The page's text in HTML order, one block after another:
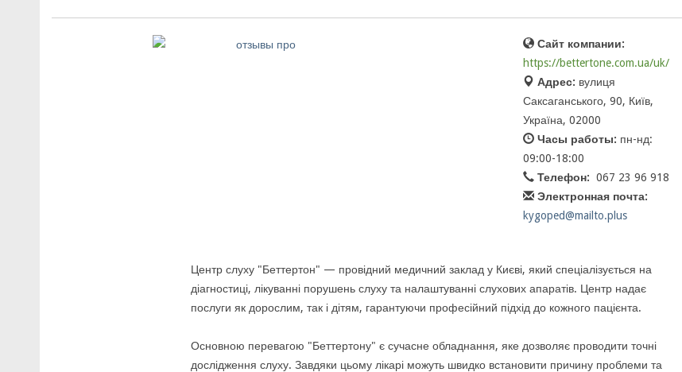
Сайт компании:
https://bettertone.com.ua/uk/
Адрес: вулиця
Саксаганського, 90, Київ,
Україна, 02000
Часы работы: пн-нд:
09:00-18:00
Телефон: 067 23 96 918
Электронная почта:
kygoped@mailto.plus
Центр слуху "Беттертон" — провідний медичний заклад у Києві, який спеціалізується на
діагностиці, лікуванні порушень слуху та налаштуванні слухових апаратів. Центр надає
послуги як дорослим, так і дітям, гарантуючи професійний підхід до кожного пацієнта.
Основною перевагою "Беттертону" є сучасне обладнання, яке дозволяє проводити точні
дослідження слуху. Завдяки цьому лікарі можуть швидко встановити причину проблеми та